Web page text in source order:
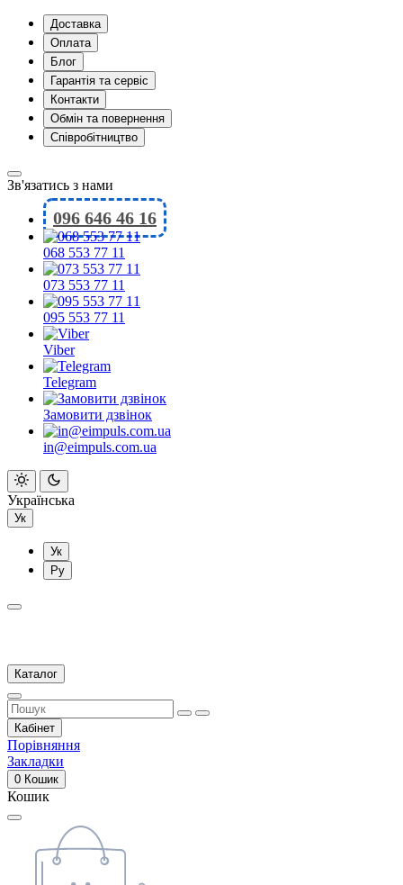
Доставка
Оплата
Блог
Гарантія та сервіс
Контакти
Обмін та повернення
Співробітництво
Зв'язатись з нами
096 646 46 16
068 553 77 11
073 553 77 11
095 553 77 11
Viber
Telegram
Замовити дзвінок
in@eimpuls.com.ua
Українська
Ук
Ук
Ру
Каталог
Кабінет
Порівняння
Закладки
0 Кошик
Кошик